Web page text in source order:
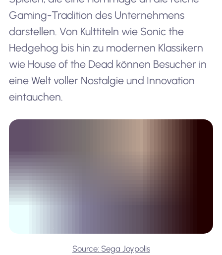
Gaming-Tradition des Unternehmens
darstellen. Von Kulttiteln wie Sonic the
Hedgehog bis hin zu modernen Klassikern
wie House of the Dead können Besucher in
eine Welt voller Nostalgie und Innovation
eintauchen.
Source: Sega Joypolis